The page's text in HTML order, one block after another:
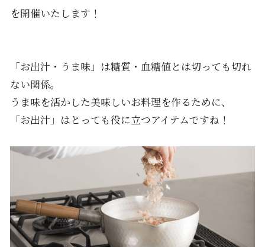
を開催いたします！
「お出汁・うま味」は糖質・血糖値とは切っても切れ
ない関係。
うま味を活かした美味しいお料理を作るために、
「お出汁」はとっても役に立つアイテムですね！